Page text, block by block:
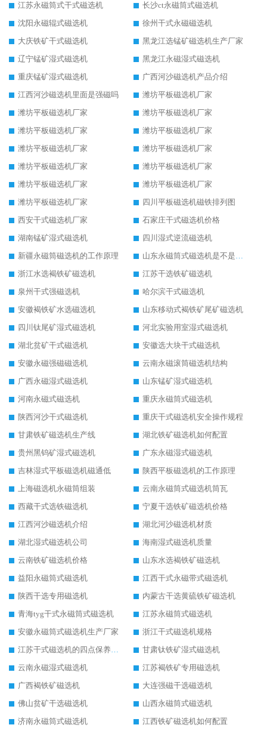
江苏永磁筒式干式磁选机
长沙ct永磁筒式磁选机
沈阳永磁辊式磁选机
徐州干式永磁磁选机
大庆铁矿干式磁选机
黑龙江选锰矿磁选机生产厂家
辽宁锰矿湿式磁选机
黑龙江永磁湿式磁选机
重庆锰矿湿式磁选机
广西河沙磁选机产品介绍
江西河沙磁选机里面是强磁吗
潍坊平板磁选机厂家
潍坊平板磁选机厂家
潍坊平板磁选机厂家
潍坊平板磁选机厂家
潍坊平板磁选机厂家
潍坊平板磁选机厂家
潍坊平板磁选机厂家
潍坊平板磁选机厂家
潍坊平板磁选机厂家
潍坊平板磁选机厂家
潍坊平板磁选机厂家
潍坊平板磁选机厂家
四川平板磁选机磁铁排列图
西安干式磁选机厂家
石家庄干式磁选机价格
湖南锰矿湿式磁选机
四川湿式逆流磁选机
新疆永磁筒磁选机的工作原理
山东永磁筒式磁选机是不是强磁
浙江水选褐铁矿磁选机
江苏干选铁矿磁选机
泉州干式强磁选机
哈尔滨干式磁选机
安徽褐铁矿水选磁选机
山东移动式褐铁矿尾矿磁选机
四川钛尾矿湿式磁选机
河北实验用室湿式磁选机
湖北贫矿干式磁选机
安徽选大块干式磁选机
安徽永磁强磁磁选机
云南永磁滚筒磁选机结构
广西永磁湿式磁选机
山东锰矿湿式磁选机
河南永磁式磁选机
重庆永磁筒式磁选机
陕西河沙干式磁选机
重庆干式磁选机安全操作规程
甘肃铁矿磁选机生产线
湖北铁矿磁选机如何配置
贵州黑钨矿湿式磁选机
广东永磁湿式磁选机
吉林湿式平板磁选机磁通低
陕西平板磁选机的工作原理
上海磁选机永磁筒组装
云南永磁筒式磁选机筒瓦
西藏干式选铁磁选机
宁夏干选铁矿磁选机价格
江西河沙磁选机介绍
湖北河沙磁选机材质
湖北湿式磁选机公司
海南湿式磁选机质量
云南铁矿磁选机价格
山东水选褐铁矿磁选机
益阳永磁筒式磁选机
江西干式永磁带式磁选机
陕西干选专用磁选机
内蒙古干选黄硫铁矿磁选机
青海tyg干式永磁筒式磁选机
江苏永磁筒式磁选机
安徽永磁筒式磁选机生产厂家
浙江干式磁选机规格
江苏干式磁选机的四点保养秘籍
甘肃钛铁矿湿式磁选机
云南永磁湿式磁选机
江苏褐铁矿专用磁选机
广西褐铁矿磁选机
大连强磁干选磁选机
佛山贫矿干选磁选机
山西永磁筒式磁选机
济南永磁筒式磁选机
江西铁矿磁选机如何配置